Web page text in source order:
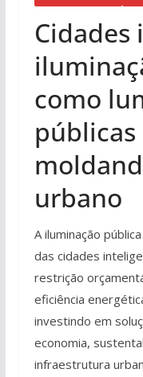
Cidades
como
públicas
urbano
A iluminação
das cidades
restrição
eficiência
investindo em
economia,
infraestrutura